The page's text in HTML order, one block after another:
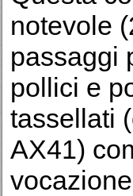
notevole
passaggi
pollici e
tassellati
AX41)